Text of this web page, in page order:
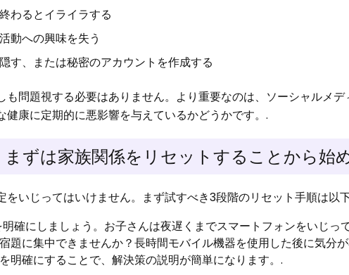
わるとイライラする
動への興味を失う
す、または秘密のアカウントを作成する
も問題視する必要はありません。より重要なのは、ソーシャルメ
健康に定期的に悪影響を与えているかどうかです。.
ずは家族関係をリセットすることから始
をいじってはいけません。まず試すべき3段階のリセット手順は以
明確にしましょう。お子さんは夜遅くまでスマートフォンをいじっ
題に集中できませんか？長時間モバイル機器を使用した後に気分
明確にすることで、解決策の説明が簡単になります。.